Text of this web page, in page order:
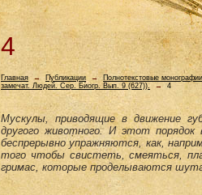
4
Главная→ Публикации → Полнотекстовые монографии
замечат. Людей. Сер. Биогр. Вып. 9 (627)). →4
Мускулы, приводящие в движение
другого жи­вотного. И этот
беспрерывно упражняются, как,
того чтобы свистеть, смеяться,
гримас, которые проделываются